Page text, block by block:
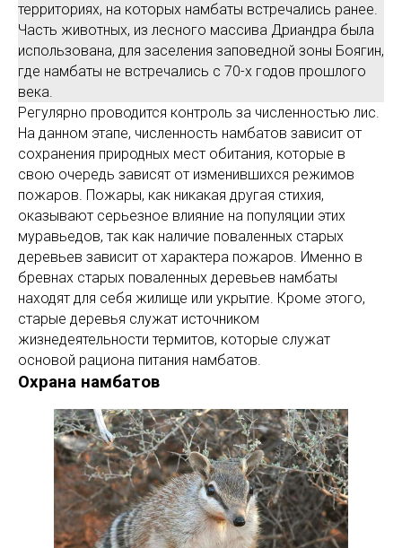
территориях, на которых намбаты встречались ранее.
Часть животных, из лесного массива Дриандра была
использована, для заселения заповедной зоны Боягин,
где намбаты не встречались с 70-х годов прошлого
века.
Регулярно проводится контроль за численностью лис.
На данном этапе, численность намбатов зависит от
сохранения природных мест обитания, которые в
свою очередь зависят от изменившихся режимов
пожаров. Пожары, как никакая другая стихия,
оказывают серьезное влияние на популяции этих
муравьедов, так как наличие поваленных старых
деревьев зависит от характера пожаров. Именно в
бревнах старых поваленных деревьев намбаты
находят для себя жилище или укрытие. Кроме этого,
старые деревья служат источником
жизнедеятельности термитов, которые служат
основой рациона питания намбатов.
Охрана намбатов